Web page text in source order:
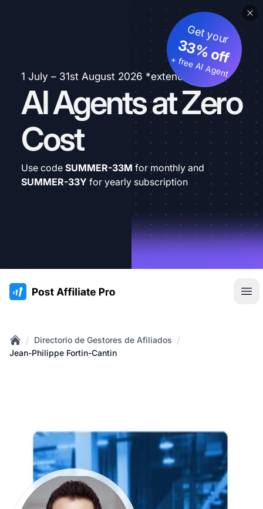
1 July – 31st August 2026 *extended
AI Agents at Zero
Cost
Get your
33% off
+ free AI Agent
Use code SUMMER-33M for monthly and
SUMMER-33Y for yearly subscription
:site.title
Home
/ Directorio de Gestores de Afiliados /
Jean-Philippe Fortin-Cantin